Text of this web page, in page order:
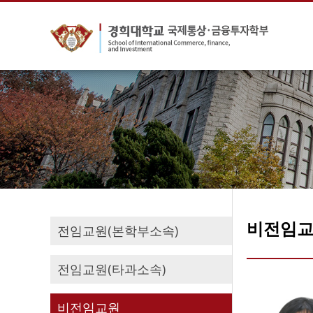
전임교원(본학부소속)
전임교원(타과소속)
비전임교원
비전임